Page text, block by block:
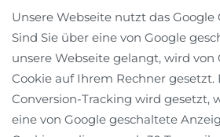
Unsere Webseite nutzt das Google
Sind Sie über eine von Google
unsere Webseite gelangt, wird von
Cookie auf Ihrem Rechner gesetzt.
Conversion-Tracking wird gesetzt,
eine von Google geschaltete